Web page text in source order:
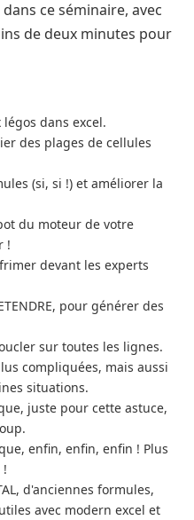
ce séminaire, avec
de deux minutes pour
légos dans excel.
des plages de cellules
(si, si !) et améliorer la
du moteur de votre
!
devant les experts
pour générer des
sur toutes les lignes.
compliquées, mais aussi
situations.
juste pour cette astuce,
enfin, enfin, enfin ! Plus
d'anciennes formules,
avec modern excel et